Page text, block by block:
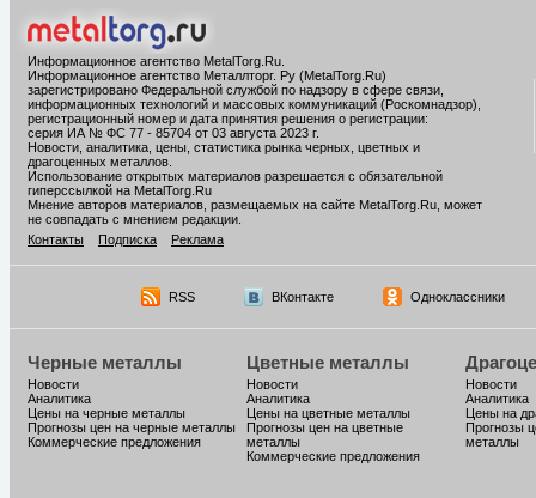
Информационное агентство MetalTorg.Ru
Информационное агентство Металлторг. Ру (MetalTorg.Ru)
зарегистрировано Федеральной службой по надзору в сфере связи,
информационных технологий и массовых коммуникаций (Роскомнадзор),
регистрационный номер и дата принятия решения о регистрации:
серия ИА № ФС 77 - 85704 от 03 августа 2023 г.
Новости, аналитика, цены, статистика рынка черных, цветных и
драгоценных металлов.
Использование открытых материалов разрешается с обязательной
гиперссылкой на MetalTorg.Ru
Мнение авторов материалов, размещаемых на сайте MetalTorg.Ru, может
не совпадать с мнением редакции.
Контакты
Подписка Реклама
RSS ВКонтакте Одноклассники
Черные металлы
Новости
Аналитика
Цены на черные металлы
Прогнозы цен на черные металлы
Коммерческие предложения
Цветные металлы
Новости
Аналитика
Цены на цветные металлы
Прогнозы цен на цветные
металлы
Коммерческие предложения
Новости
Аналитика
Цены на
Прогнозы
металлы